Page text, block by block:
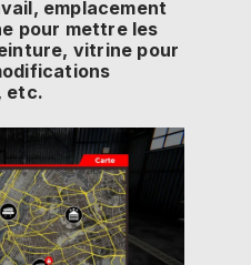
emplacement
pour mettre les
vitrine pour
etc.